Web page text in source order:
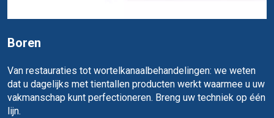
Boren
Van restauraties tot wortelkanaalbehandelingen: we weten
dat u dagelijks met tientallen producten werkt waarmee u uw
vakmanschap kunt perfectioneren. Breng uw techniek op één
lijn.